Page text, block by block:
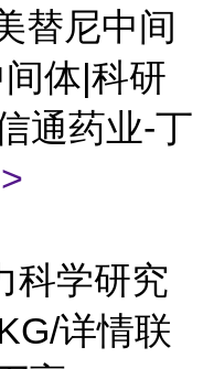
替尼中间
体|科研
通药业-丁
科学研究
详情联